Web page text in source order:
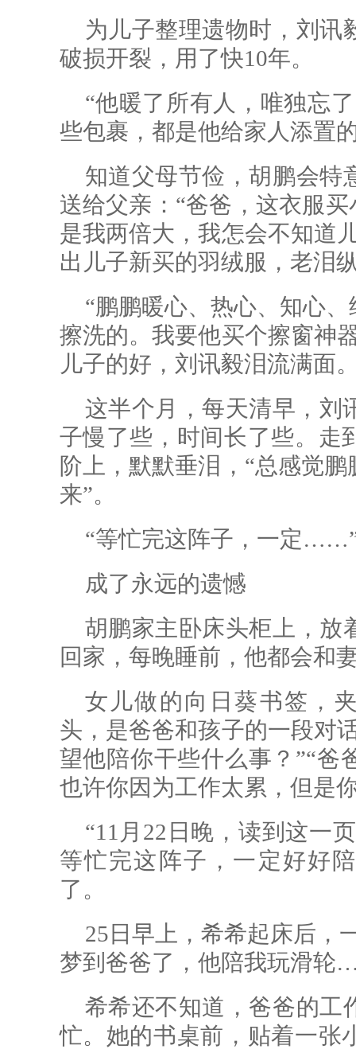
为儿子整理遗物时，刘讯
破损开裂，用了快10年。
“他暖了所有人，唯独忘
些包裹，都是他给家人添置
知道父母节俭，胡鹏会特
送给父亲：“爸爸，这衣服
是我两倍大，我怎会不知道
出儿子新买的羽绒服，老泪
“鹏鹏暖心、热心、知心
擦洗的。我要他买个擦窗
儿子的好，刘讯毅泪流满面
这半个月，每天清早，刘
子慢了些，时间长了些。走
阶上，默默垂泪，“总感觉
来”。
“等忙完这阵子，一定
成了永远的遗憾
胡鹏家主卧床头柜上，放
回家，每晚睡前，他都会和
女儿做的向日葵书签，
头，是爸爸和孩子的一段对
望他陪你干些什么事？”“爸
也许你因为工作太累，但是
“11月22日晚，读到这一
等忙完这阵子，一定好好
了。
25日早上，希希起床后，
梦到爸爸了，他陪我玩滑
希希还不知道，爸爸的工
忙。她的书桌前，贴着一张